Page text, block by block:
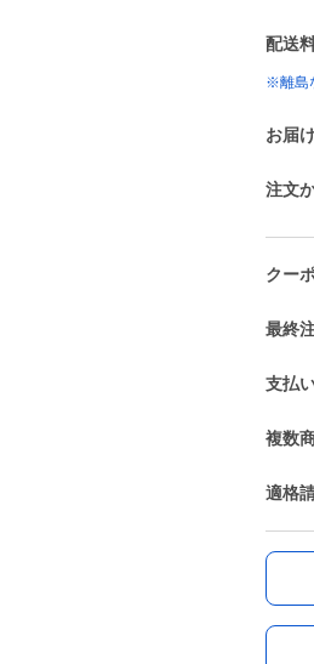
配送
※離島
お届
注文
クー
最終
支払
複数
適格